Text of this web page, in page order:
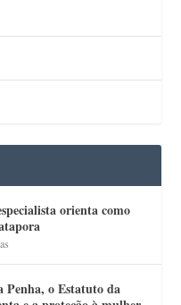
orienta como
Penha, o Estatuto da